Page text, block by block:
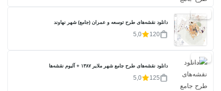
20%
دانلود نقشه‌های طرح توسعه و عمران (جامع) شهر نهاوند
120
5,0
20%
دانلود نقشه‌های طرح جامع شهر ملایر ۱۳۸۷ + آلبوم نقشه‌ها
125
5,0